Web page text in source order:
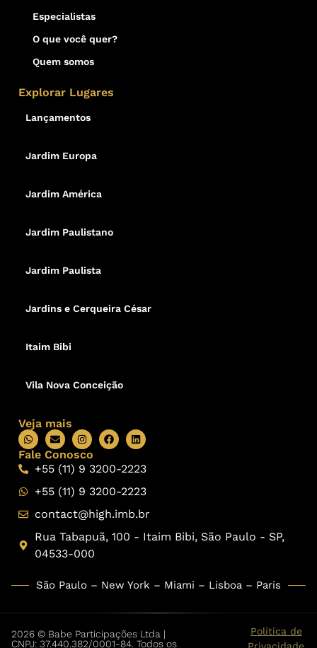
Especialistas
O que você quer?
Quem somos
Explorar Lugares
Lançamentos
Jardim Europa
Jardim América
Jardim Paulistano
Jardim Paulista
Jardins e Cerqueira César
Itaim Bibi
Vila Nova Conceição
Veja mais
Fale Conosco
+55 (11) 9 3200-2223
+55 (11) 9 3200-2223
contact@high.imb.br
Rua Tabapuã, 100 - Itaim Bibi, São Paulo - SP,
04533-000
São Paulo – New York – Miami – Lisboa – Paris
2026 © Babe Participações Ltda |
CNPJ: 37.440.382/0001-84. Todos os
Política de
Privacidade